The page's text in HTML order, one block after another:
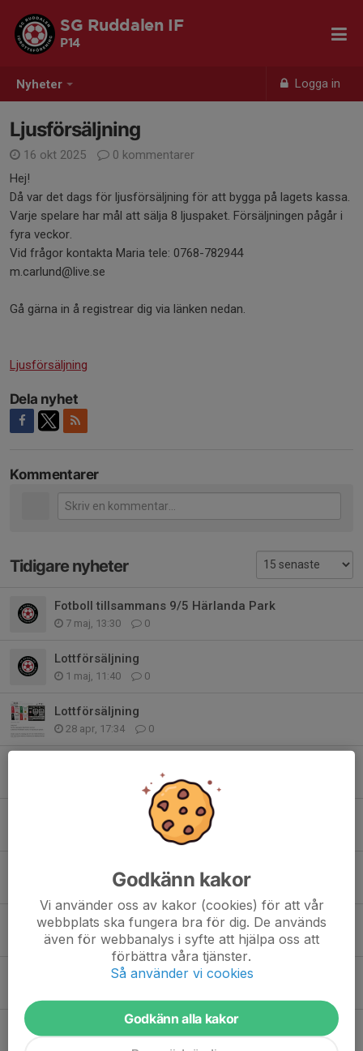
Nyheter Logga in
SG Ruddalen IF
P14
Ljusförsäljning
16 okt 2025
0 kommentarer
Hej!
Då var det dags för ljusförsäljning för att bygga på lagets kassa.
Varje spelare har mål att sälja 8 ljuspaket. Försäljningen pågår i
fyra veckor.
Vid frågor kontakta Maria tele: 0768-782944
m.carlund@live.se
Gå gärna in å registrear dig via länken nedan.
Ljusförsäljning
Dela nyhet
Kommentarer
Tidigare nyheter
Fotboll tillsammans 9/5 Härlanda Park
7 maj, 13:30 0
Lottförsäljning
1 maj, 11:40 0
Lottförsäljning
28 apr, 17:34 0
0
Miniläger 24-25 April
0
Sammandrag 22/2 inställt!!
21 feb, 10:31 0
Sammandrag 22/2 Kärra
19 feb, 00:22 0
Iskallt och inställd träning
Godkänn kakor
Vi använder oss av kakor (cookies) för att vår
webbplats ska fungera bra för dig. De används
även för webbanalys i syfte att hjälpa oss att
förbättra våra tjänster.
Så använder vi cookies
Godkänn alla kakor